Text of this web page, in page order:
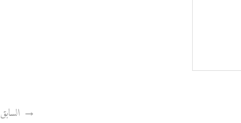
السابق